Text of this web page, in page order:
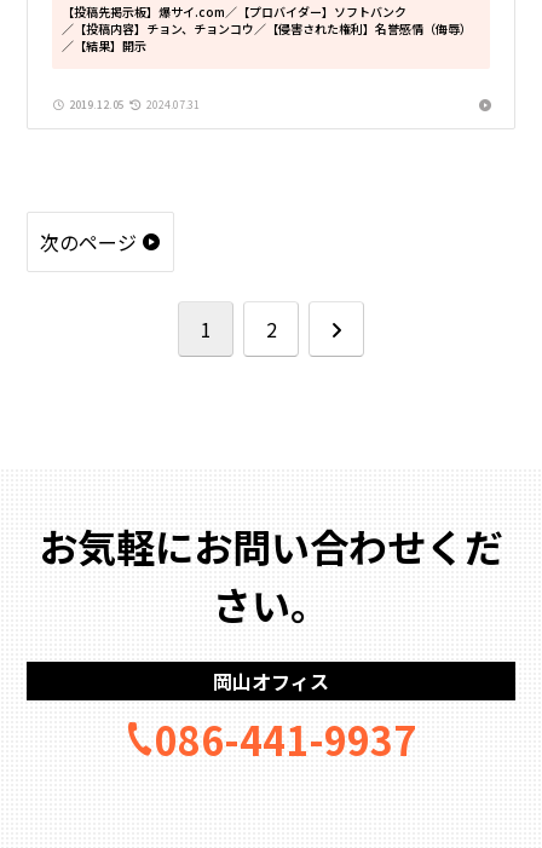
【投稿先掲示板】爆サイ.com ／【プロバイダー】ソフトバンク
／【投稿内容】チョン、チョンコウ ／【侵害された権利】名誉感情（侮辱）
／【結果】開示
2019.12.05 2024.07.31
次のページ
1 2
次
お気軽にお問い合わせくだ
さい。
岡山オフィス
086-441-9937